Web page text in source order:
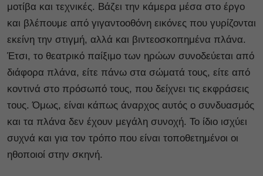
μοτίβα και τεχνικές. Βάζει την κάμερα μέσα στο έργο
και βλέπουμε από γιγαντοοθόνη εικόνες που γυρίζονται
εκείνη την στιγμή, αλλά και βιντεοσκοπημένα πλάνα.
Έτσι, το θεατρικό παίξιμο των ηρώων συνοδεύεται από
διάφορα πλάνα, είτε πάνω στα σώματά τους, είτε από
κοντινά στο πρόσωπό τους, που δείχνει τις εκφράσεις
τους. Όμως, είναι κάπως άναρχος αυτός ο συνδυασμός
και τα πλάνα δεν έχουν μεγάλη συνοχή. Το ίδιο ισχύει
συχνά και για τον τρόπο που είναι τοποθετημένοι οι
ηθοποιοί στην σκηνή.